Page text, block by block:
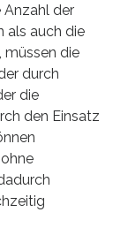
der
als auch die
müssen die
durch
die
den Einsatz